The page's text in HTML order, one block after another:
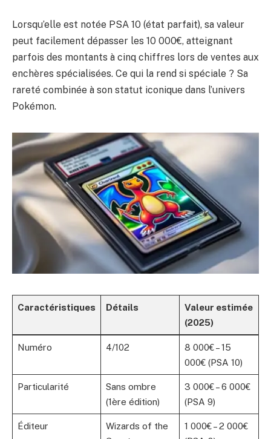
Lorsqu’elle est notée PSA 10 (état parfait), sa valeur
peut facilement dépasser les 10 000€, atteignant
parfois des montants à cinq chiffres lors de ventes aux
enchères spécialisées. Ce qui la rend si spéciale ? Sa
rareté combinée à son statut iconique dans l’univers
Pokémon.
Caractéristiques Détails
Valeur estimée
(2025)
Numéro 4/102
8 000€ – 15
000€ (PSA 10)
Particularité
Sans ombre
(1ère édition)
3 000€ – 6 000€
(PSA 9)
Éditeur
Wizards of the
1 000€ – 2 000€